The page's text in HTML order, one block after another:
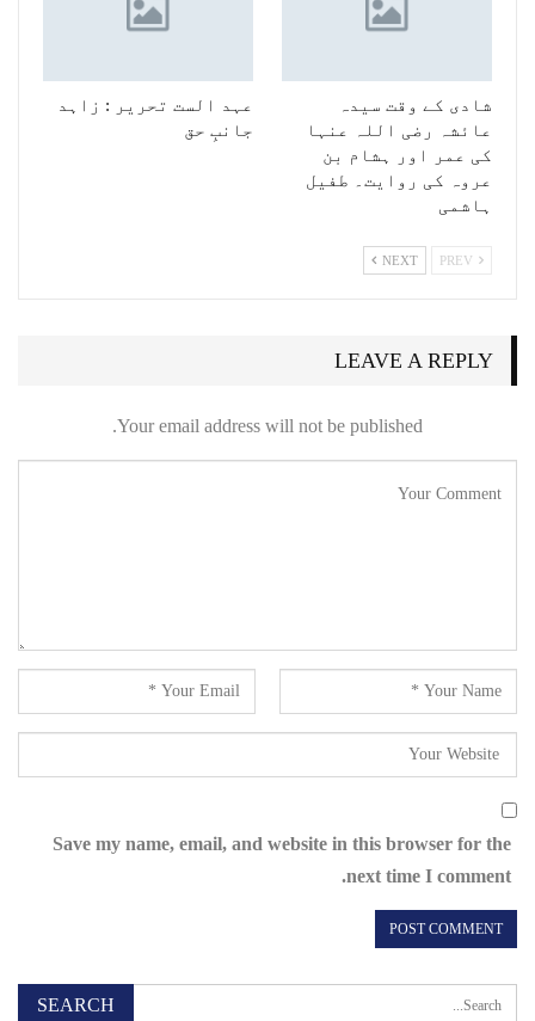
شادی کے وقت سیدہ
عائشہ رضی اللہ عنہا
کی عمر اور ہشام بن
عروہ کی روایت۔ طفیل
ہاشمی
عہد الست تحریر : زاہد
جانبِ حق
NEXT
LEAVE A REPLY
Your email address will not be published.
Save my name, email, and website in this browser for the
next time I comment.